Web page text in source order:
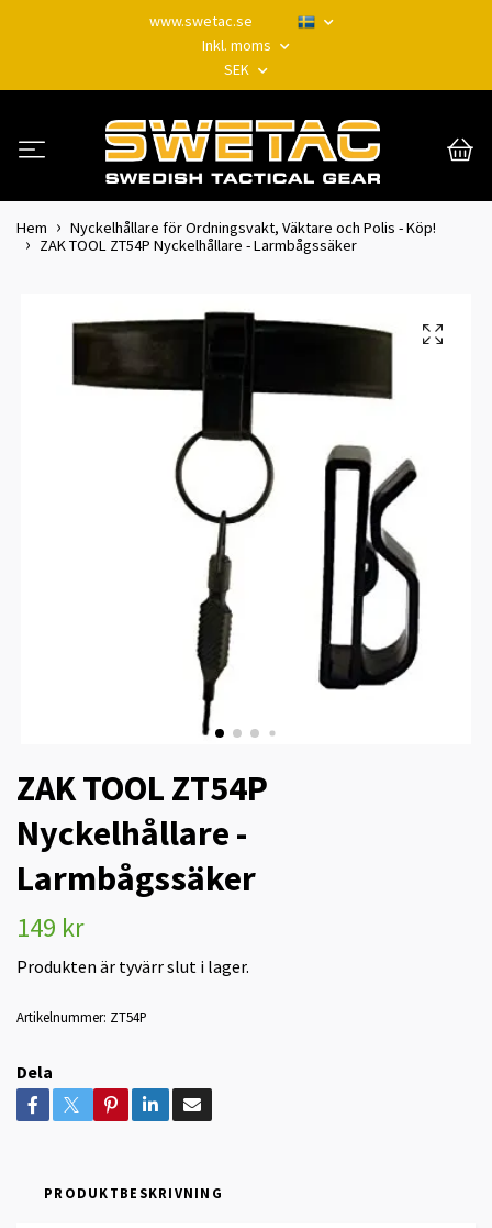
www.swetac.se
Inkl. moms
SEK
Hem
Nyckelhållare för Ordningsvakt, Väktare och Polis - Köp!
ZAK TOOL ZT54P Nyckelhållare - Larmbågssäker
ZAK TOOL ZT54P
Nyckelhållare -
Larmbågssäker
149 kr
Produkten är tyvärr slut i lager.
Artikelnummer: ZT54P
Dela
PRODUKTBESKRIVNING